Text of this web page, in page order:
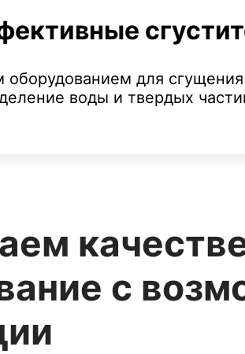
для
воды и твердых
с